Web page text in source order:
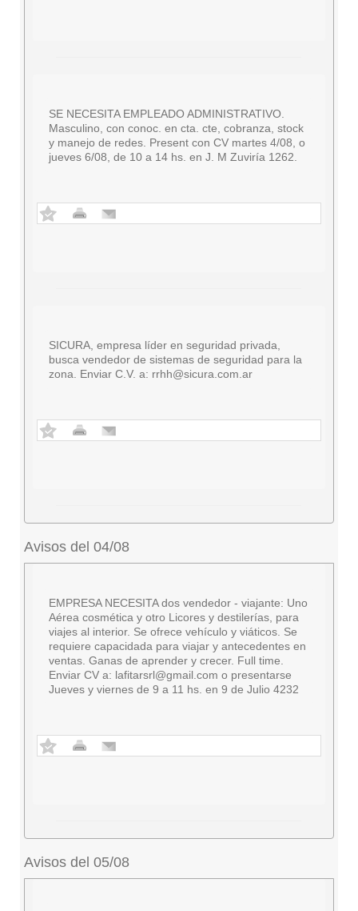
SE NECESITA EMPLEADO ADMINISTRATIVO.
Masculino, con conoc. en cta. cte, cobranza, stock
y manejo de redes. Present con CV martes 4/08, o
jueves 6/08, de 10 a 14 hs. en J. M Zuviría 1262.
SICURA, empresa líder en seguridad privada,
busca vendedor de sistemas de seguridad para la
zona. Enviar C.V. a: rrhh@sicura.com.ar
Avisos del 04/08
EMPRESA NECESITA dos vendedor - viajante: Uno
Aérea cosmética y otro Licores y destilerías, para
viajes al interior. Se ofrece vehículo y viáticos. Se
requiere capacidada para viajar y antecedentes en
ventas. Ganas de aprender y crecer. Full time.
Enviar CV a: lafitarsrl@gmail.com o presentarse
Jueves y viernes de 9 a 11 hs. en 9 de Julio 4232
Avisos del 05/08